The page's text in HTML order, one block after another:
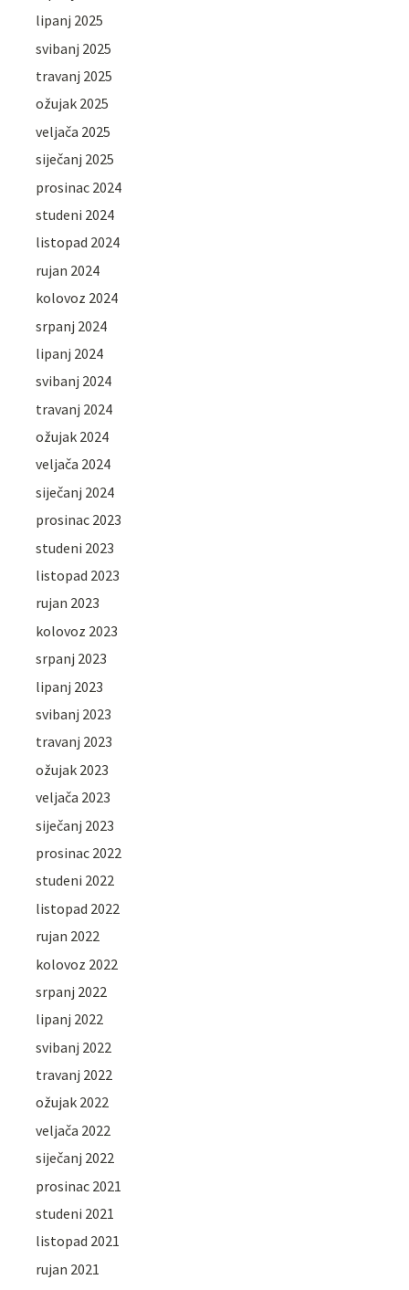
lipanj 2025
svibanj 2025
travanj 2025
ožujak 2025
veljača 2025
siječanj 2025
prosinac 2024
studeni 2024
listopad 2024
rujan 2024
kolovoz 2024
srpanj 2024
lipanj 2024
svibanj 2024
travanj 2024
ožujak 2024
veljača 2024
siječanj 2024
prosinac 2023
studeni 2023
listopad 2023
rujan 2023
kolovoz 2023
srpanj 2023
lipanj 2023
svibanj 2023
travanj 2023
ožujak 2023
veljača 2023
siječanj 2023
prosinac 2022
studeni 2022
listopad 2022
rujan 2022
kolovoz 2022
srpanj 2022
lipanj 2022
svibanj 2022
travanj 2022
ožujak 2022
veljača 2022
siječanj 2022
prosinac 2021
studeni 2021
listopad 2021
rujan 2021